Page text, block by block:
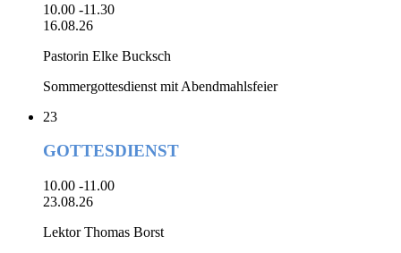
10.00 -11.30
16.08.26
Pastorin Elke Bucksch
Sommergottesdienst mit Abendmahlsfeier
23
GOTTESDIENST
10.00 -11.00
23.08.26
Lektor Thomas Borst